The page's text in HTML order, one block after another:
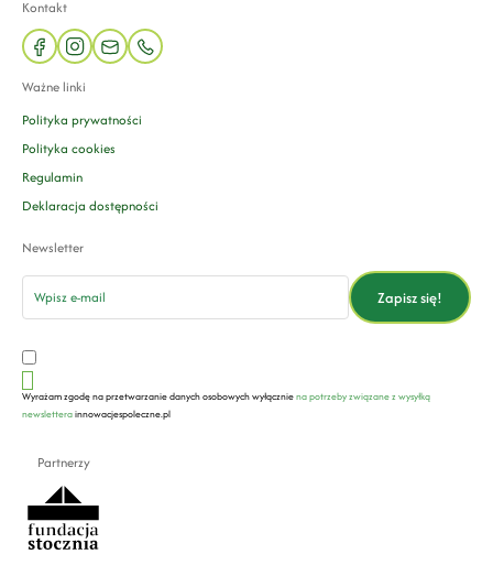
Kontakt
facebookinstagram
mail phone
Ważne linki
Polityka prywatności
Polityka cookies
Regulamin
Deklaracja dostępności
Newsletter
email
Zapisz się!
Wyrażam zgodę na przetwarzanie danych osobowych wyłączniena potrzeby związane z wysyłką
newsletterainnowacjespoleczne.pl
Partnerzy